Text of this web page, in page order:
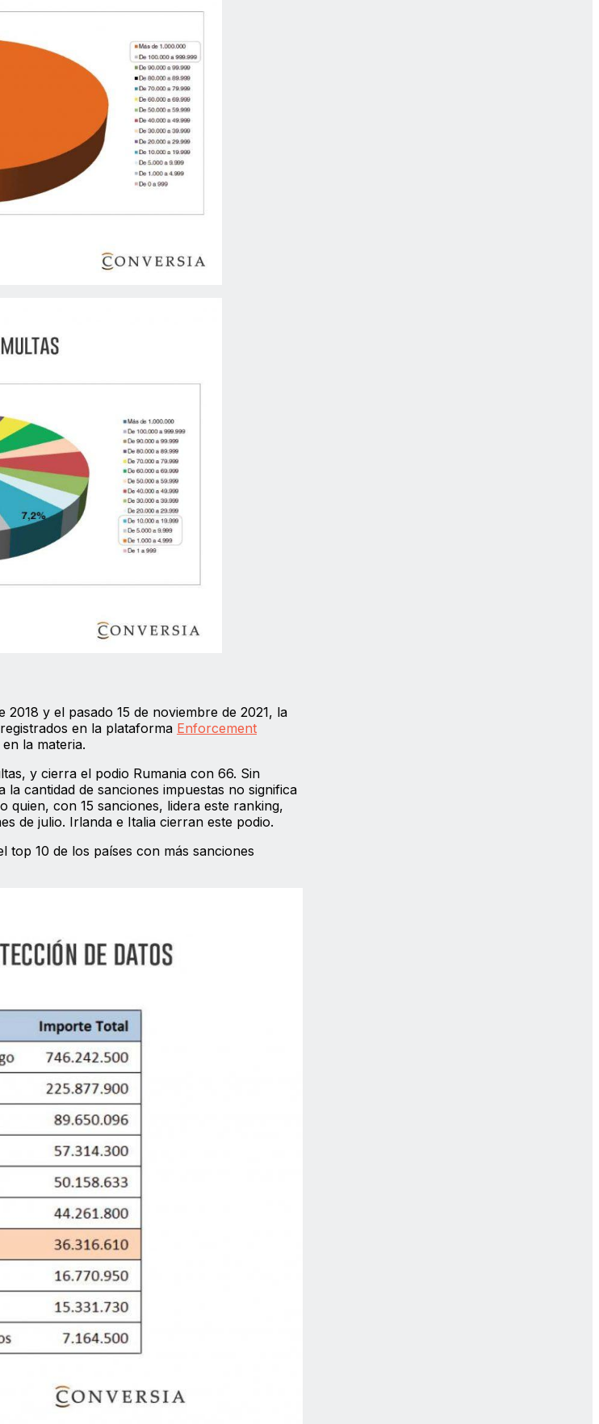
y el pasado 15 de noviembre de 2021, la
en la plataforma Enforcement
la materia.
y cierra el podio Rumania con 66. Sin
cantidad de sanciones impuestas no significa
quien, con 15 sanciones, lidera este ranking,
de julio. Irlanda e Italia cierran este podio.
10 de los países con más sanciones